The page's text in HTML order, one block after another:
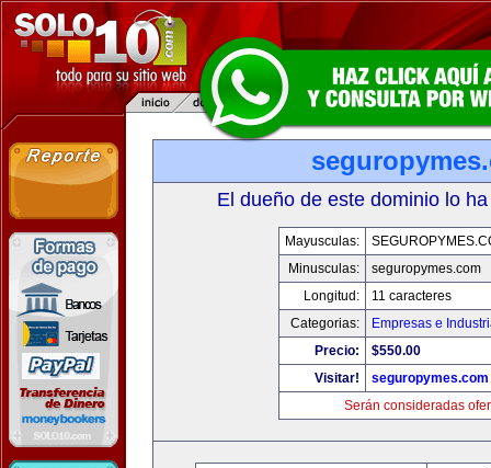
El dueño de este dominio lo
Mayusculas:
Minusculas:
seguropymes.com
Longitud:
11 caracteres
Categorias:
Empresas e
Precio:
$550.00
Visitar!
seguropymes.com
Serán consideradas